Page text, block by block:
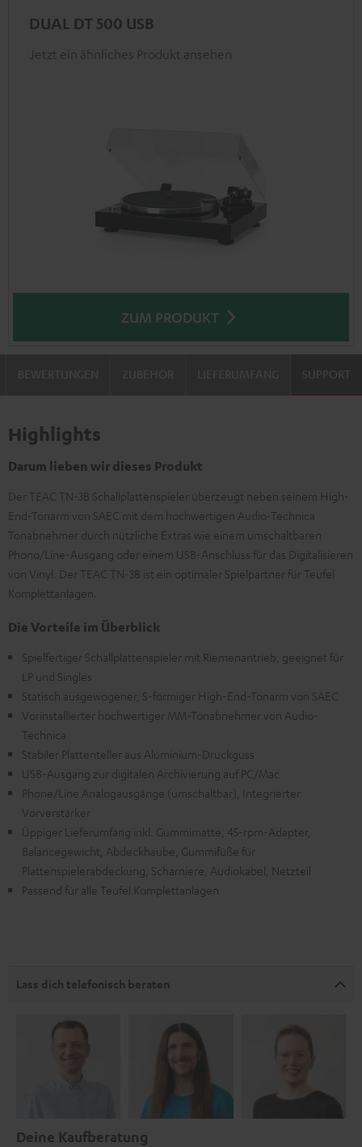
DUAL DT 500 USB
Jetzt ein ähnliches Produkt ansehen
ZUM PRODUKT
SUPPORT
Highlights
Darum lieben wir dieses Produkt
Der TEAC TN-3B Schallplattenspieler überzeugt neben seinem High-
End-Tonarm von SAEC mit dem hochwertigen Audio-Technica
Tonabnehmer durch nützliche Extras wie einem umschaltbaren
Phono/Line-Ausgang oder einem USB-Anschluss für das Digitalisieren
von Vinyl. Der TEAC TN-3B ist ein optimaler Spielpartner für Teufel
Komplettanlagen.
Die Vorteile im Überblick
Spielfertiger Schallplattenspieler mit Riemenantrieb, geeignet für
LP und Singles
Statisch ausgewogener, S-förmiger High-End-Tonarm von SAEC
Vorinstallierter hochwertiger MM-Tonabnehmer von Audio-
Technica
Stabiler Plattenteller aus Aluminium-Druckguss
USB-Ausgang zur digitalen Archivierung auf PC/Mac
Phone/Line Analogausgänge (umschaltbar), Integrierter
Vorverstärker
Üppiger Lieferumfang inkl. Gummimatte, 45-rpm-Adapter,
Balancegewicht, Abdeckhaube, Gummifüße für
Plattenspielerabdeckung, Scharniere, Audiokabel, Netzteil
Passend für alle Teufel Komplettanlagen
Lass dich telefonisch beraten
Deine Kaufberatung